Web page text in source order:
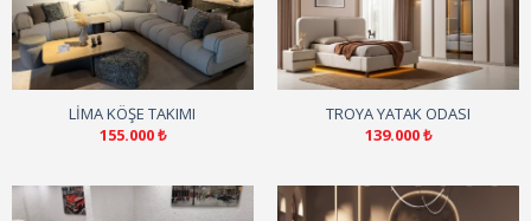
LIMA KÖŞE TAKIMI
155.000₺
TROYA YATAK ODASI
139.000₺